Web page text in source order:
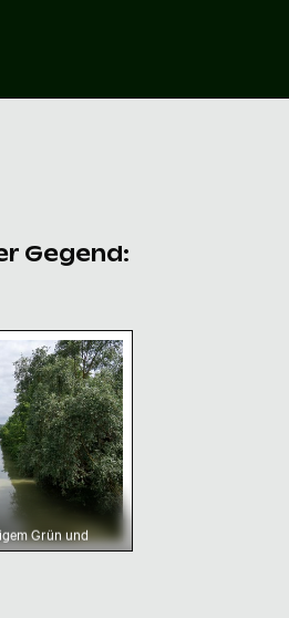
Gegend:
Historisches Wahrzeichen
mit üppigem Grün und
Grün und